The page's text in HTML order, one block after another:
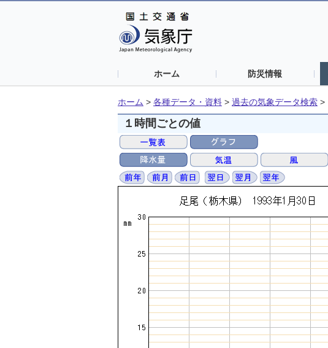
ホーム 防災情報
ホーム > 各種データ・資料 > 過去の気象データ検索 >
１時間ごとの値